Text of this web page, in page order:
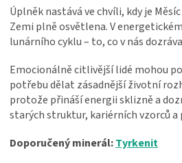
Úplněk nastává ve chvíli, kdy je
Zemi plně osvětlena. V
lunárního cyklu – to, co v nás
Emocionálně citlivější lidé mohou
potřebu dělat zásadnější životní
protože přináší energii sklizně a
starých struktur, kariérních vzorců a
Doporučený minerál:Tyrkenit